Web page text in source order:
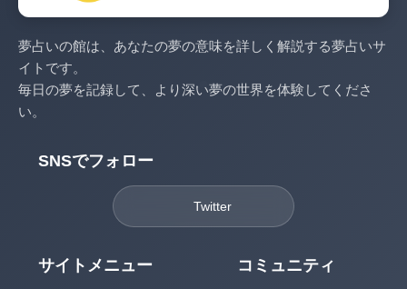
夢占いの館は、あなたの夢の意味を詳しく解説する夢占いサ
イトです。
毎日の夢を記録して、より深い夢の世界を体験してくださ
い。
SNSでフォロー
Twitter
サイトメニュー コミュニティ